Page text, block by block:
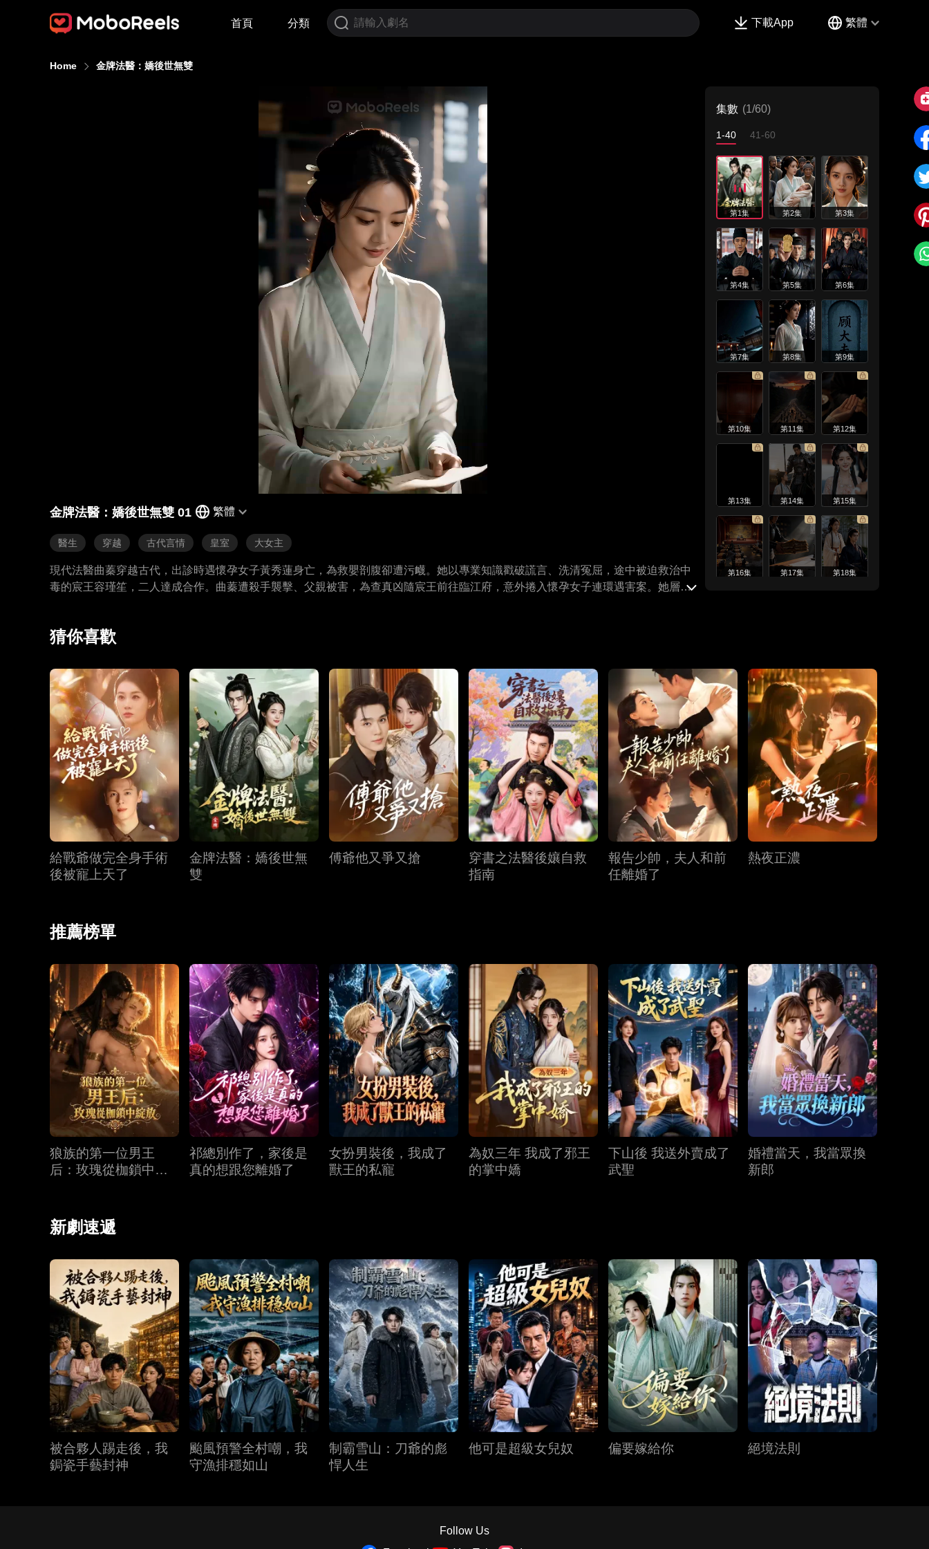
首頁 分類 下載App 繁體
Home 金牌法醫：嬌後世無雙
金牌法醫：嬌後世無雙 01 繁體
醫生 穿越 古代言情 皇室 大女主
現代法醫曲蓁穿越古代，出診時遇懷孕女子黃秀蓮身亡，為救嬰剖腹卻遭污衊。她以專業知識戳破謊言、洗清冤屈，途中被迫救治中
毒的宸王容瑾笙，二人達成合作。曲蓁遭殺手襲擊、父親被害，為查真凶隨宸王前往臨江府，意外捲入懷孕女子連環遇害案。她層層
集數 (1/60)
1-40 41-60
第1集 第2集 第3集
第4集 第5集 第6集
第7集 第8集 第9集
第10集 第11集 第12集
第13集 第14集 第15集
第16集 第17集 第18集
第22集 第23集 第24集
第25集 第26集 第27集
第28集 第29集
第34集 第35集 第36集
第37集 第38集 第39集
第40集
猜你喜歡
給戰爺做完全身手術
後被寵上天了
金牌法醫：嬌後世無
雙
傅爺他又爭又搶
穿書之法醫後孃自救
指南
報告少帥，夫人和前
任離婚了
熱夜正濃
推薦榜單
狼族的第一位男王
后：玫瑰從枷鎖中綻
祁總別作了，家後是
真的想跟您離婚了
女扮男裝後，我成了
獸王的私寵
為奴三年 我成了邪王
的掌中嬌
下山後 我送外賣成了
武聖
婚禮當天，我當眾換
新郎
新劇速遞
被合夥人踢走後，我
鋦瓷手藝封神
颱風預警全村嘲，我
守漁排穩如山
制霸雪山：刀爺的彪
悍人生
他可是超級女兒奴 偏要嫁給你 絕境法則
Follow Us